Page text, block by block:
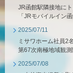
JR函館駅隣接地に
「JRモバイルイン
2025/07/11
ミサワホーム社員2
第67次南極地域観
2025/07/08